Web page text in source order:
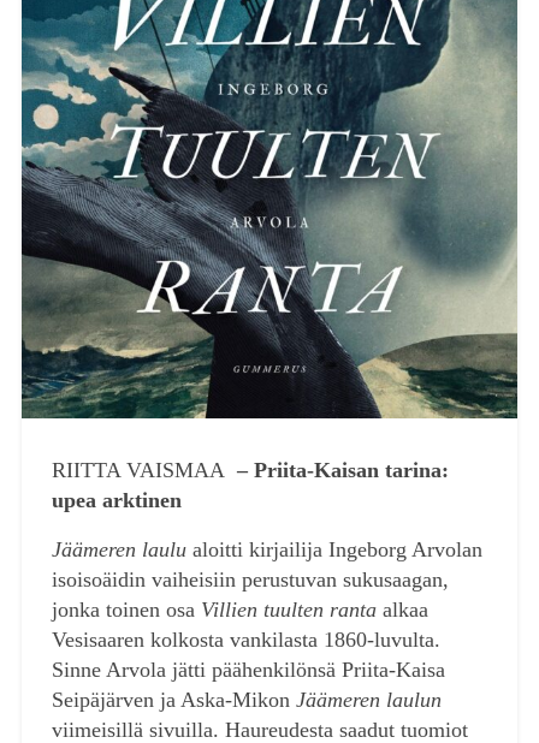
RIITTA VAISMAA – Priita-Kaisan tarina:
upea arktinen
Jäämeren laulualoitti kirjailija Ingeborg Arvolan
isoisoäidin vaiheisiin perustuvan sukusaagan,
jonka toinen osa Villien tuulten rantaalkaa
Vesisaaren kolkosta vankilasta 1860-luvulta.
Sinne Arvola jätti päähenkilönsä Priita-Kaisa
Seipäjärven ja Aska-Mikon Jäämeren laulun
viimeisillä sivuilla. Haureudesta saadut tuomiot